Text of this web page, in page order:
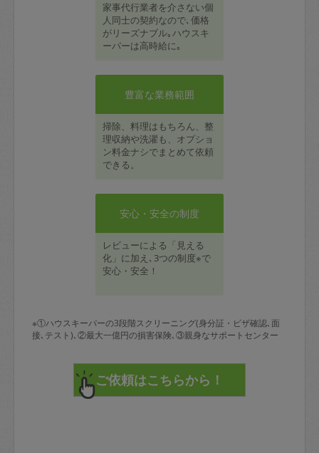
家事代行業者を介さない個
人同士の契約なので､価格
がリーズナブル｡ハウスキ
ーパーは高時給に｡
豊富な業務範囲
掃除、料理はもちろん、整
理収納や洗濯も、オプショ
ン料金ナシでまとめて依頼
できる。
安心・安全の制度
レビューによる「見える
化」に加え､3つの制度※で
安心・安全！
※①ハウスキーパーの3段階スクリーニング(身分証・ビザ確認､面
接､テスト)､②最大一億円の損害保険､③親身なサポートセンター